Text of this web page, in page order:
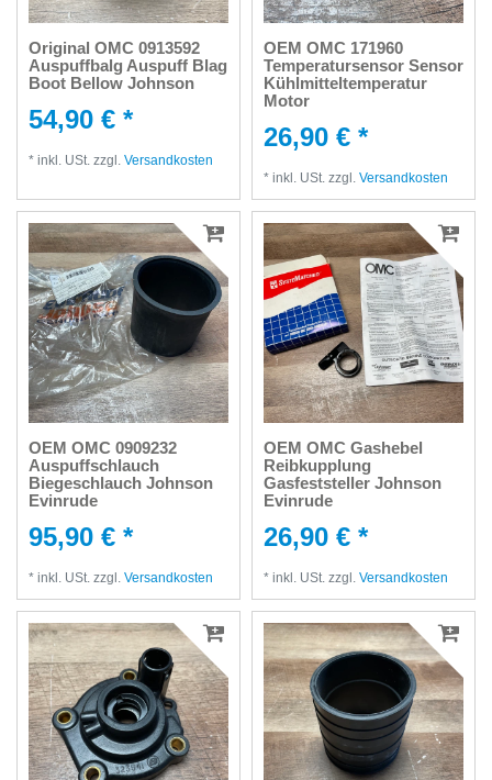
Original OMC 0913592
Auspuffbalg Auspuff Blag
Boot Bellow Johnson
54,90 € *
* inkl. USt. zzgl. Versandkosten
OEM OMC 171960
Temperatursensor Sensor
Kühlmitteltemperatur
Motor
26,90 € *
* inkl. USt. zzgl. Versandkosten
OEM OMC 0909232
Auspuffschlauch
Biegeschlauch Johnson
Evinrude
95,90 € *
* inkl. USt. zzgl. Versandkosten
OEM OMC Gashebel
Reibkupplung
Gasfeststeller Johnson
Evinrude
26,90 € *
* inkl. USt. zzgl. Versandkosten